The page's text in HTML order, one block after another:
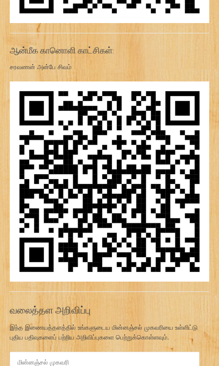
ஆன்மீக கானொளி காட்சிகள்:
சரவணன் அன்பே சிவம்
வலைத்தள அறிவிப்பு
இந்த இணையத்தளத்தில் உங்களுடைய மின்னஞ்சல் முகவரியை உள்ளிட்டு
புதிய பதிவுகளைப் பற்றிய அறிவிப்புகளை பெற்றுக்கொள்ளவும்.